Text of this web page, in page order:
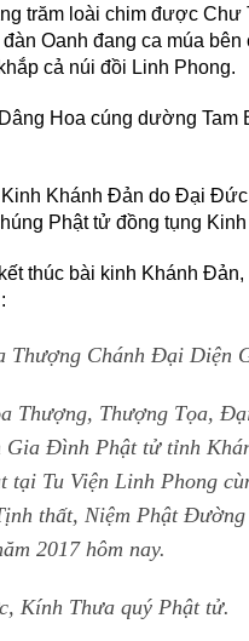
trăm loài chim được
Oanh đang ca múa
cả núi đồi Linh Phong.
Hoa cúng dường
Khánh Đản do Đại
Phật tử đồng tụng
thúc bài kinh Khánh
Thượng Chánh Đại Diện
Thượng, Thượng Tọa,
Gia Đình Phật tử tỉnh
tại Tu Viện Linh Phong
thất, Niệm Phật
2017 hôm nay.
Kính Thưa quý Phật tử.